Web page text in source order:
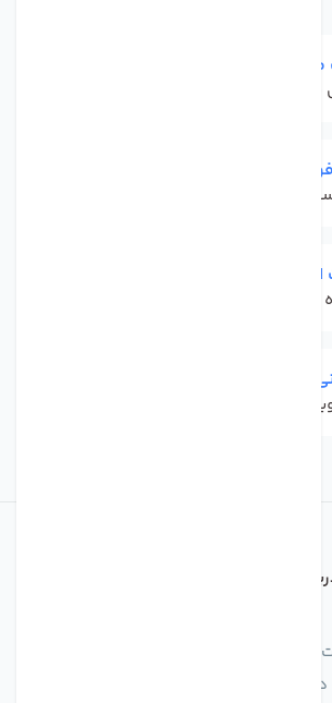
آسیب دیده باشد
در کمترین زمان ممکن
از روش‌های پرداخت امن
سریع
سریع به تماس‌ها و پیام‌ها
فروشگاه
در امر تولید و واردات انواع فن های
آکسیال، سقفی، بین کانالی، مرغداری و